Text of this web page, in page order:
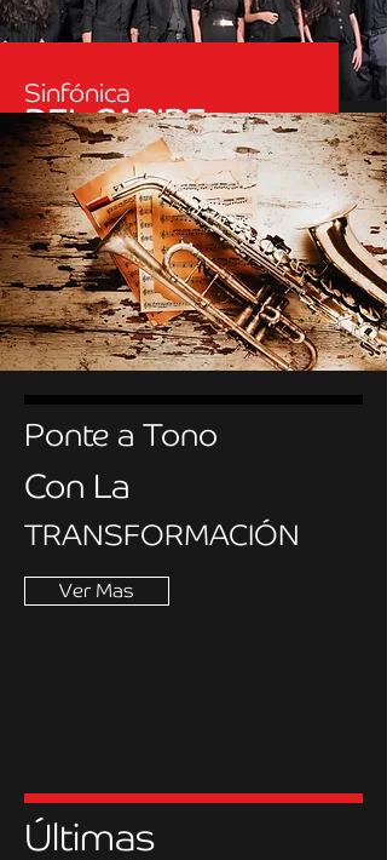
DEL CARIBE
Sinfónica
Ponte a Tono
Con La
TRANSFORMACIÓN
Ver Mas
Últimas